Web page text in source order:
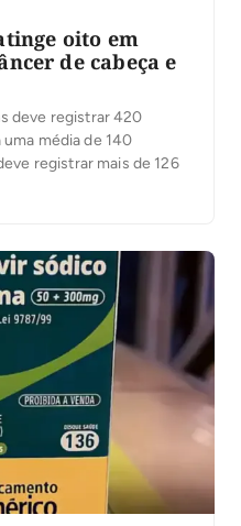
oito em
de cabeça e
deve registrar 420
média de 140
registrar mais de 126